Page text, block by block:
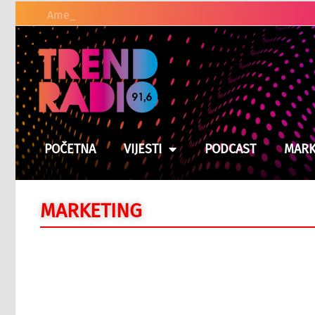
Američki zakonodavci traže o
POČETNA VIJESTI PODCAST
MARKETING